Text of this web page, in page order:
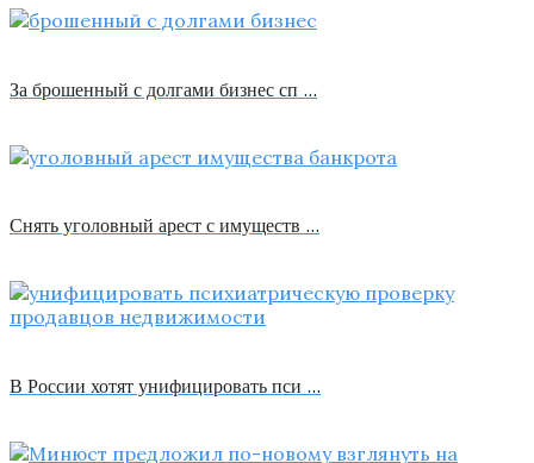
За брошенный с долгами бизнес сп …
Снять уголовный арест с имуществ …
В России хотят унифицировать пси …